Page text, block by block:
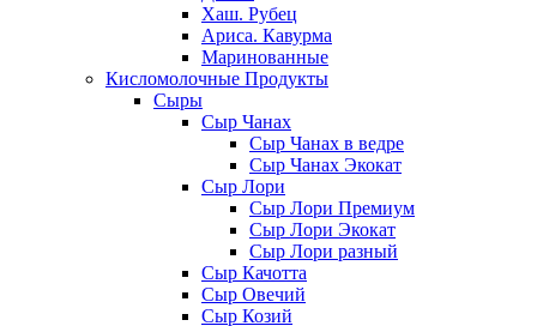
Хаш. Рубец
Ариса. Кавурма
Маринованные
Кисломолочные Продукты
Сыры
Сыр Чанах
Сыр Чанах в ведре
Сыр Чанах Экокат
Сыр Лори
Сыр Лори Премиум
Сыр Лори Экокат
Сыр Лори разный
Сыр Качотта
Сыр Овечий
Сыр Козий